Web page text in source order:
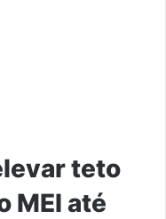
teto
MEI até